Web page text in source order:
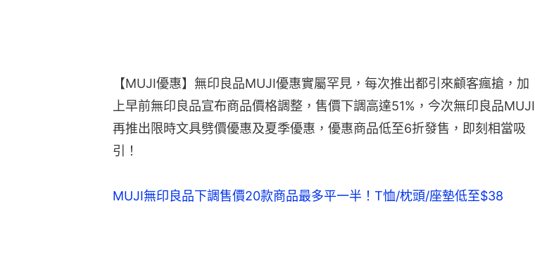
【MUJI優惠】無印良品MUJI優惠實屬罕見，每次推出都引來顧客瘋搶，加
上早前無印良品宣布商品價格調整，售價下調高達51%，今次無印良品MUJI
再推出限時文具劈價優惠及夏季優惠，優惠商品低至6折發售，即刻相當吸
引！
MUJI無印良品下調售價20款商品最多平一半！T恤/枕頭/座墊低至$38